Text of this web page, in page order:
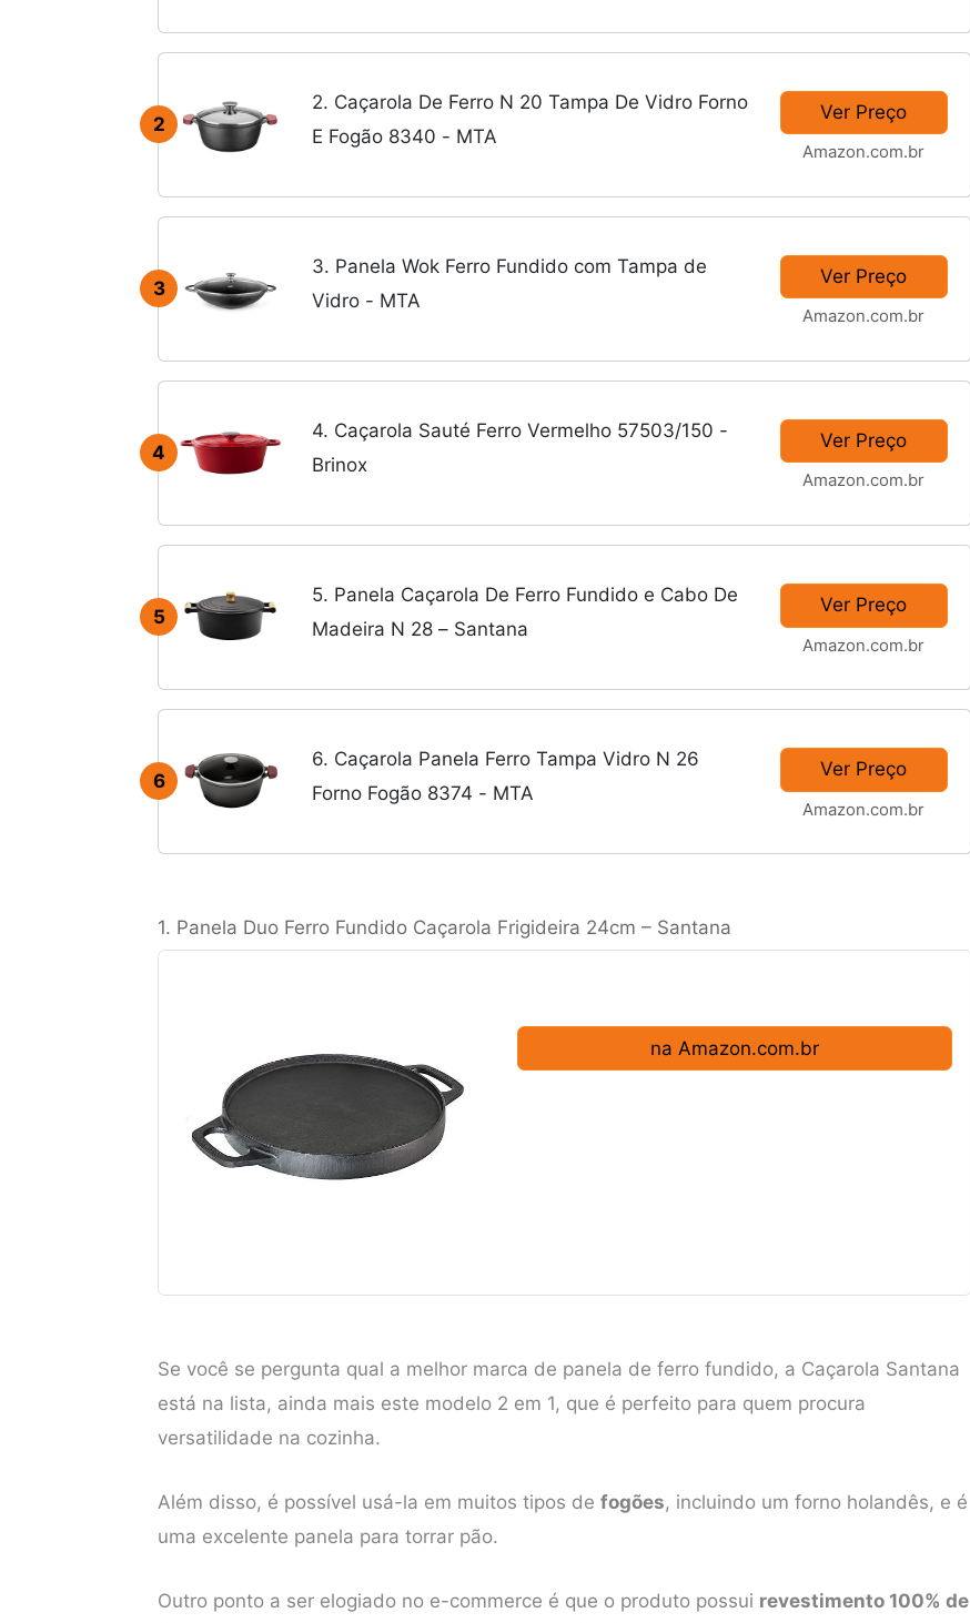
2
2. Caçarola De Ferro N 20 Tampa De Vidro Forno
E Fogão 8340 - MTA
Ver Preço
Amazon.com.br
3
3. Panela Wok Ferro Fundido com Tampa de
Vidro - MTA
Ver Preço
Amazon.com.br
4
4. Caçarola Sauté Ferro Vermelho 57503/150 -
Brinox
Ver Preço
Amazon.com.br
5
5. Panela Caçarola De Ferro Fundido e Cabo De
Madeira N 28 – Santana
Ver Preço
Amazon.com.br
6
6. Caçarola Panela Ferro Tampa Vidro N 26
Forno Fogão 8374 - MTA
Ver Preço
Amazon.com.br
1. Panela Duo Ferro Fundido Caçarola Frigideira 24cm – Santana
na Amazon.com.br
Se você se pergunta qual a melhor marca de panela de ferro fundido, a Caçarola Santana
está na lista, ainda mais este modelo 2 em 1, que é perfeito para quem procura
versatilidade na cozinha.
Além disso, é possível usá-la em muitos tipos de fogões, incluindo um forno holandês, e é
uma excelente panela para torrar pão.
Outro ponto a ser elogiado no e-commerce é que o produto possui revestimento 100% de